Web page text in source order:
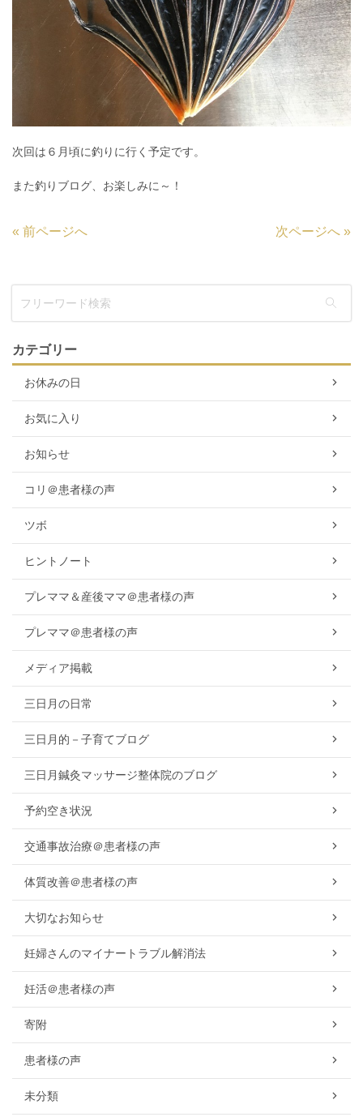
次回は６月頃に釣りに行く予定です。
また釣りブログ、お楽しみに～！
« 前ページへ 次ページへ »
カテゴリー
お休みの日
お気に入り
お知らせ
コリ＠患者様の声
ツボ
ヒントノート
プレママ＆産後ママ＠患者様の声
プレママ＠患者様の声
メディア掲載
三日月の日常
三日月的－子育てブログ
三日月鍼灸マッサージ整体院のブログ
予約空き状況
交通事故治療＠患者様の声
体質改善＠患者様の声
大切なお知らせ
妊婦さんのマイナートラブル解消法
妊活＠患者様の声
寄附
患者様の声
未分類